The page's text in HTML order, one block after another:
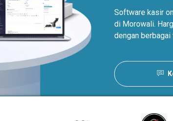
Software kasir
di Morowali.
dengan